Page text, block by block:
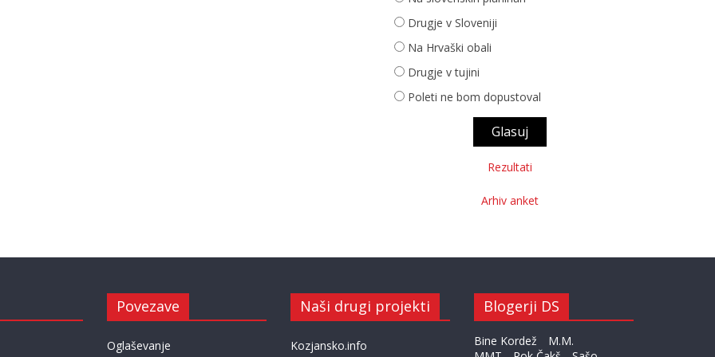
Drugje v Sloveniji
Na Hrvaški obali
Drugje v tujini
Poleti ne bom dopustoval
Rezultati
Arhiv anket
Povezave
Oglaševanje
Naši drugi projekti
Kozjansko.info
Blogerji DS
Bine Kordež
M.M.